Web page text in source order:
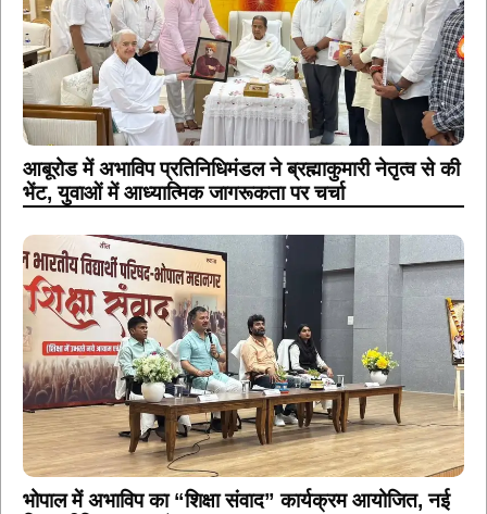
आबूरोड में अभाविप प्रतिनिधिमंडल ने ब्रह्माकुमारी नेतृत्व से की
भेंट, युवाओं में आध्यात्मिक जागरूकता पर चर्चा
भोपाल में अभाविप का “शिक्षा संवाद” कार्यक्रम आयोजित, नई